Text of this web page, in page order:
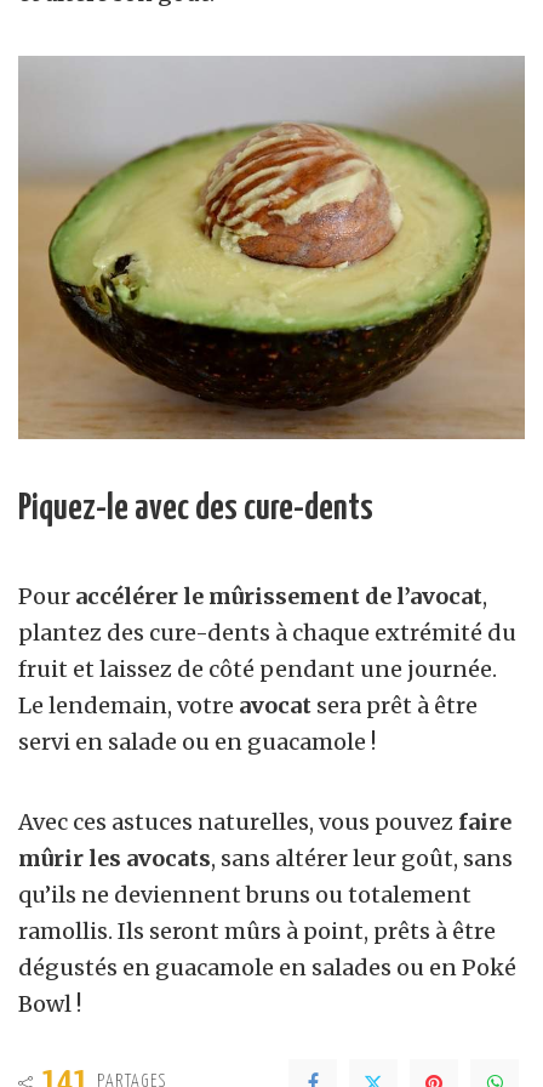
Piquez-le avec des cure-dents
Pour accélérer le mûrissement de l’avocat,
plantez des cure-dents à chaque extrémité du
fruit et laissez de côté pendant une journée.
Le lendemain, votre avocat sera prêt à être
servi en salade ou en guacamole !
Avec ces astuces naturelles, vous pouvez faire
mûrir les avocats, sans altérer leur goût, sans
qu’ils ne deviennent bruns ou totalement
ramollis. Ils seront mûrs à point, prêts à être
dégustés en guacamole en salades ou en Poké
Bowl !
PARTAGES